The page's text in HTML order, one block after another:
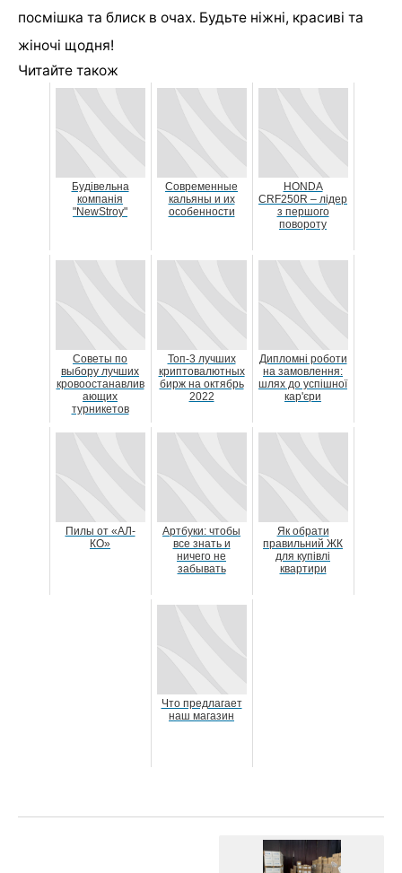
посмішка та блиск в очах. Будьте ніжні, красиві та
жіночі щодня!
Читайте також
Будівельна
компанія
"NewStroy"
Современные
кальяны и их
особенности
HONDA
CRF250R – лідер
з першого
повороту
Советы по
выбору лучших
кровоостанавлив
ающих
турникетов
Топ-3 лучших
криптовалютных
бирж на октябрь
2022
Дипломні роботи
на замовлення:
шлях до успішної
кар'єри
Пилы от «АЛ-
КО»
Артбуки: чтобы
все знать и
ничего не
забывать
Як обрати
правильний ЖК
для купівлі
квартири
Что предлагает
наш магазин